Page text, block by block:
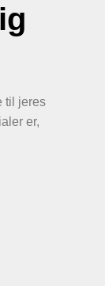
til jeres
er,